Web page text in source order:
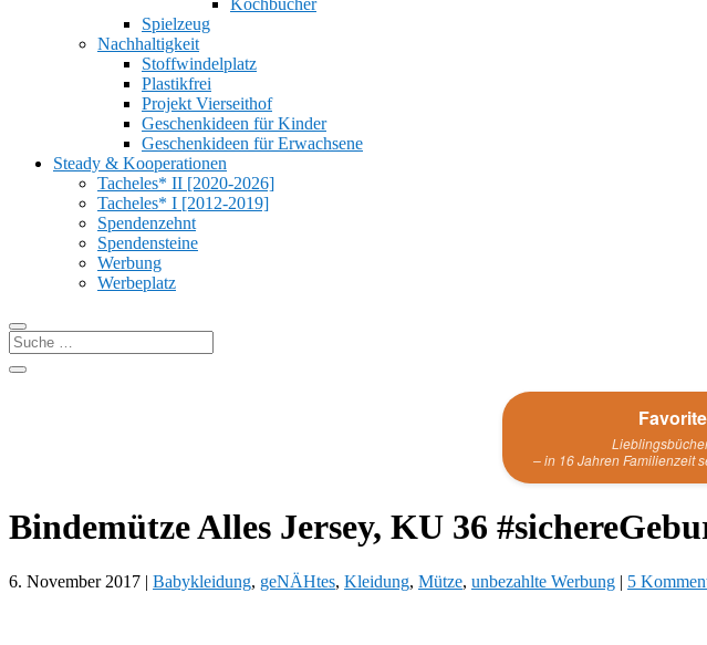
Kochbücher
Spielzeug
Nachhaltigkeit
Stoffwindelplatz
Plastikfrei
Projekt Vierseithof
Geschenkideen für Kinder
Geschenkideen für Erwachsene
Steady & Kooperationen
Tacheles* II [2020-2026]
Tacheles* I [2012-2019]
Spendenzehnt
Spendensteine
Werbung
Werbeplatz
– in 16 Jahren Familienzeit
Bindemütze Alles Jersey, KU 36
6. November 2017 | Babykleidung, geNÄHtes, Kleidung, Mütze, unbezahlte Werbung | 5